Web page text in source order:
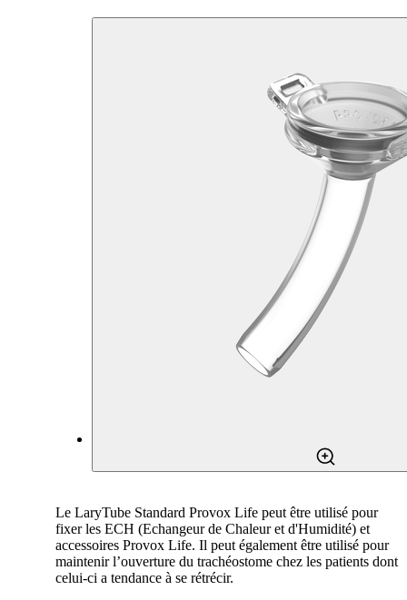
Le LaryTube Standard Provox Life peut être utilisé pour
fixer les ECH (Echangeur de Chaleur et d'Humidité) et
accessoires Provox Life. Il peut également être utilisé pour
maintenir l’ouverture du trachéostome chez les patients dont
celui-ci a tendance à se rétrécir.